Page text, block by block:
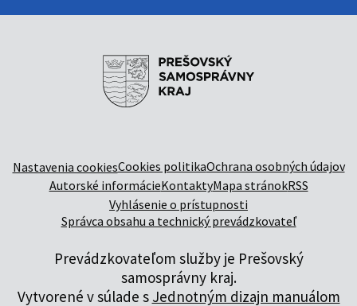
Nastavenia cookiesCookies politikaOchrana osobných údajov
Autorské informácieKontaktyMapa stránokRSS
Vyhlásenie o prístupnosti
Správca obsahu a technický prevádzkovateľ
Prevádzkovateľom služby je Prešovský
samosprávny kraj.
Vytvorené v súlade s Jednotným dizajn manuálom